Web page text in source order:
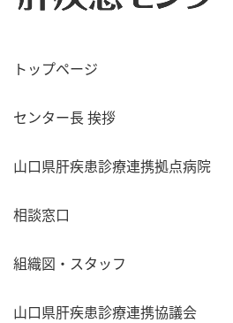
トップページ
センター長 挨拶
山口県肝疾患診療連携拠点病院
相談窓口
組織図・スタッフ
山口県肝疾患診療連携協議会